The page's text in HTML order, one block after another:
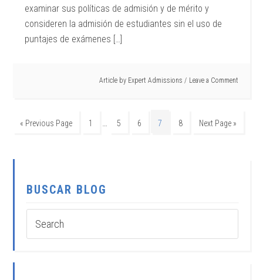
examinar sus políticas de admisión y de mérito y
consideren la admisión de estudiantes sin el uso de
puntajes de exámenes […]
Article by Expert Admissions Leave a Comment
« Previous Page 1 … 5 6 7 8 Next Page »
BUSCAR BLOG